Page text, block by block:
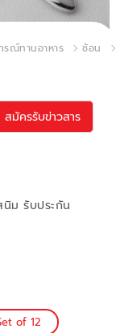
รณ์ทานอาหาร
ช้อน
ม รับประกัน
สมัครรับข่าวสาร
of 12